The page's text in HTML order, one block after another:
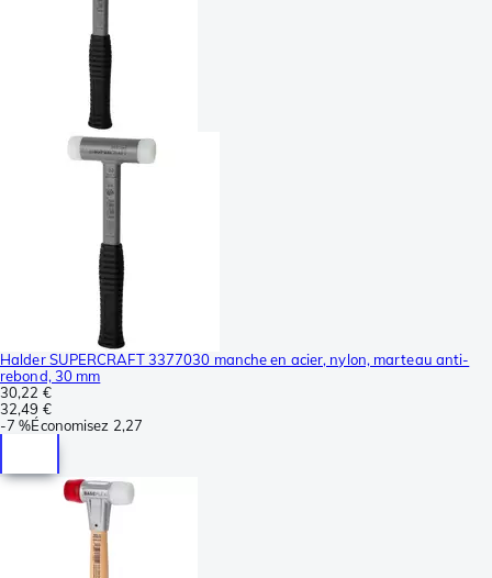
Halder SUPERCRAFT 3377030 manche en acier, nylon, marteau anti-
rebond, 30 mm
30,22 €
32,49 €
-7 %Économisez 2,27